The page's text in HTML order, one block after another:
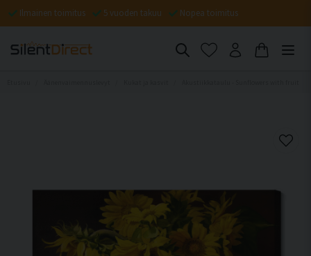
Ilmainen toimitus 5 vuoden takuu Nopea toimitus